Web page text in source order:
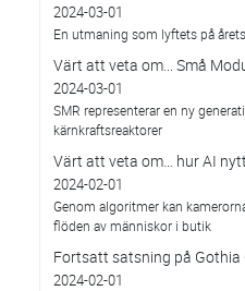
2024-03-01
En utmaning som lyftets på
Värt att veta om... Små
2024-03-01
SMR representerar en ny
kärnkraftsreaktorer
Värt att veta om… hur AI
2024-02-01
Genom algoritmer kan
flöden av människor i butik
Fortsatt satsning på Gothia
2024-02-01